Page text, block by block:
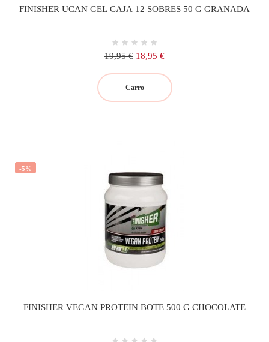
FINISHER UCAN GEL CAJA 12 SOBRES 50 G GRANADA
Precio
19,95 € Precio
18,95 €
Carro
-5%
FINISHER VEGAN PROTEIN BOTE 500 G CHOCOLATE